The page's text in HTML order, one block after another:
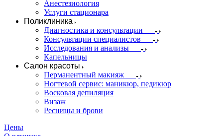
Анестезиология
Услуги стационара
Поликлиника
Диагностика и консультации
Консультации специалистов
Исследования и анализы
Капельницы
Салон красоты
Перманентный макияж
Ногтевой сервис: маникюр, педикюр
Восковая депиляция
Визаж
Ресницы и брови
Цены